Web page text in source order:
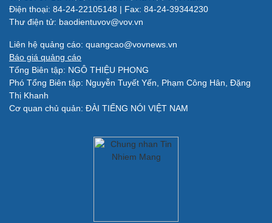
Nghệ sĩ
Thời trang
Sao Việt
Tư vấn
check-in
Điện thoại: 84-24-22105148 | Fax: 84-24-39344230
Thư điện tử: baodientuvov@vov.vn
Liên hệ quảng cáo: quangcao@vovnews.vn
Báo giá quảng cáo
Tổng Biên tập: NGÔ THIỆU PHONG
Phó Tổng Biên tập: Nguyễn Tuyết Yến, Phạm Công Hân, Đặng
Thị Khanh
Cơ quan chủ quản: ĐÀI TIẾNG NÓI VIỆT NAM